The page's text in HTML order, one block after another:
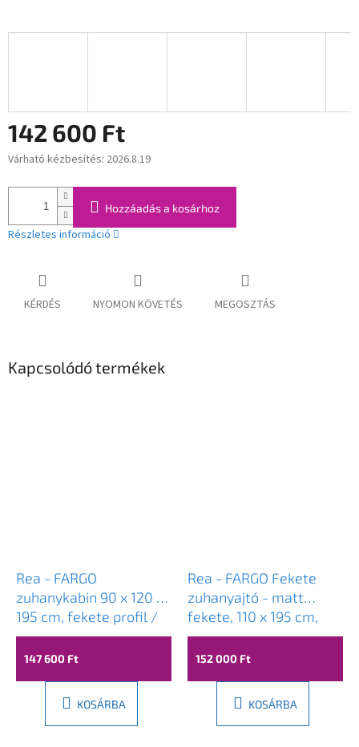
142 600 Ft
Egységár:
Várható kézbesítés: 2026.8.19
Hozzáadás a kosárhoz
Részletes információ
KÉRDÉS NYOMON KÖVETÉS MEGOSZTÁS
Kapcsolódó termékek
Rea - FARGO
zuhanykabin 90 x 120 x
195 cm, fekete profil /
átlátszó üveg, REA-
K3214
147 600 Ft
KOSÁRBA
Rea - FARGO Fekete
zuhanyajtó - matt
fekete, 110 x 195 cm,
REA-K6325
152 000 Ft
KOSÁRBA